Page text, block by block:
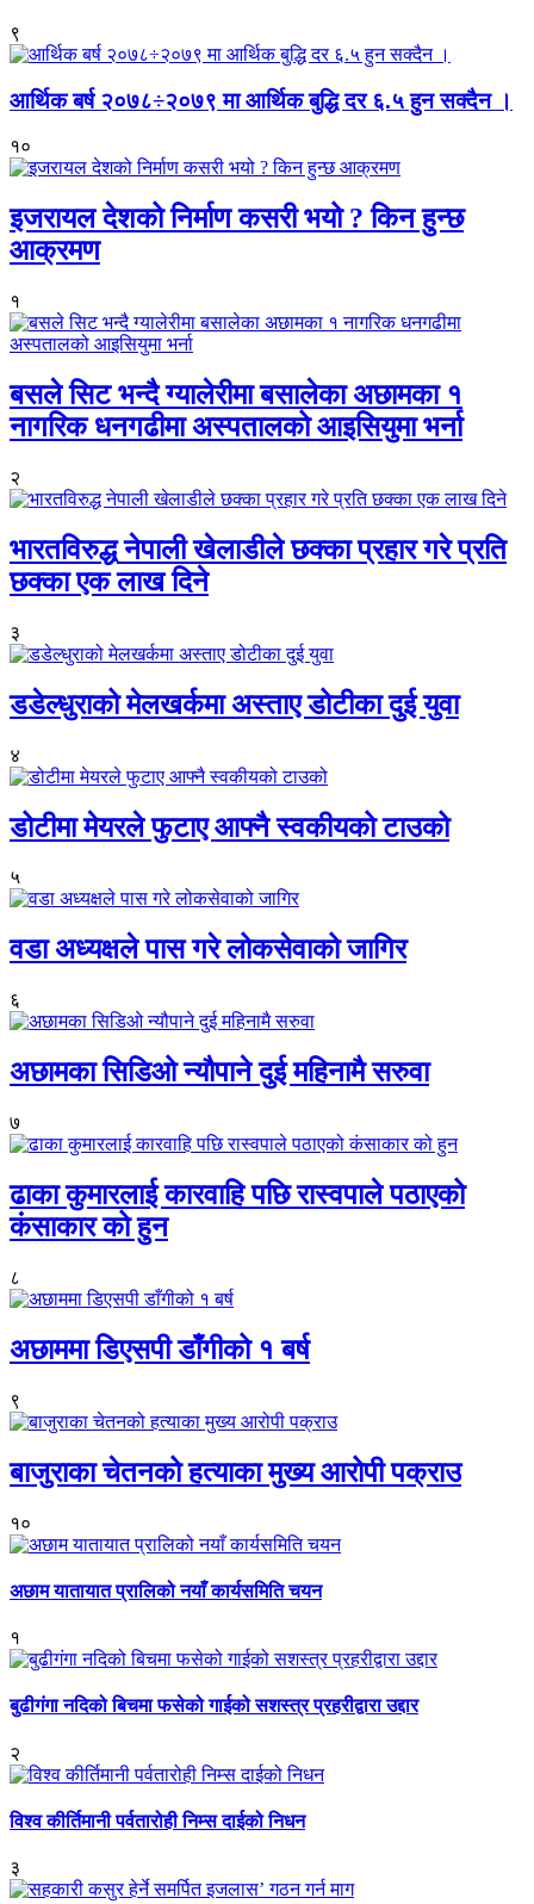
९
आर्थिक बर्ष २०७८÷२०७९ मा आर्थिक बुद्धि दर ६.५ हुन सक्दैन ।
१०
इजरायल देशको निर्माण कसरी भयो ? किन हुन्छ
आक्रमण
१
बसले सिट भन्दै ग्यालेरीमा बसालेका अछामका १
नागरिक धनगढीमा अस्पतालको आइसियुमा भर्ना
२
भारतविरुद्ध नेपाली खेलाडीले छक्का प्रहार गरे प्रति
छक्का एक लाख दिने
३
डडेल्धुराको मेलखर्कमा अस्ताए डोटीका दुई युवा
४
डोटीमा मेयरले फुटाए आफ्नै स्वकीयको टाउको
५
वडा अध्यक्षले पास गरे लोकसेवाको जागिर
६
अछामका सिडिओ न्यौपाने दुई महिनामै सरुवा
७
ढाका कुमारलाई कारवाहि पछि रास्वपाले पठाएको
कंसाकार को हुन
८
अछाममा डिएसपी डाँगीको १ बर्ष
९
बाजुराका चेतनको हत्याका मुख्य आरोपी पक्राउ
१०
अछाम यातायात प्रालिको नयाँ कार्यसमिति चयन
१
बुढीगंगा नदिको बिचमा फसेको गाईको सशस्त्र प्रहरीद्वारा उद्दार
२
विश्व कीर्तिमानी पर्वतारोही निम्स दाईको निधन
३